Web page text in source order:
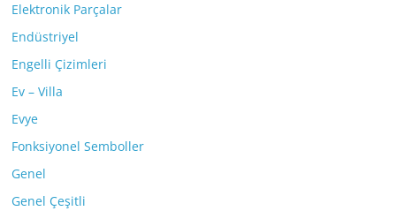
Elektronik Parçalar
Endüstriyel
Engelli Çizimleri
Ev – Villa
Evye
Fonksiyonel Semboller
Genel
Genel Çeşitli